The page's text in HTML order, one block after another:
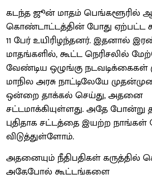
கடந்த ஜூன் மாதம் பெங்களூரில்
கொண்டாட்டத்தின் போது ஏற்பட்ட
11 பேர் உயிரிழந்தனர். இதனால்
மாதங்களில், கூட்ட நெரிசலில்
வேண்டிய ஒழுங்கு நடவடிக்கைகள்
மாநில அரசு நாட்டிலேயே
ஒன்றை தாக்கல் செய்து, அதனை
சட்டமாக்கியுள்ளது. அதே போன்று
புதிதாக சட்டத்தை இயற்ற
விடுத்துள்ளோம்.
அதனையும் நீதிபதிகள்
அதேபோல் கூட்டங்களை